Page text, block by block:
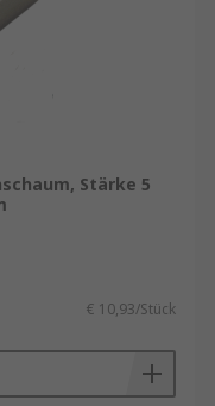
Stärke 5
€ 10,93/Stück